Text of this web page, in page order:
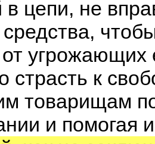
в цепи, не
средства,
от
страсть к
товарищам
и помогая